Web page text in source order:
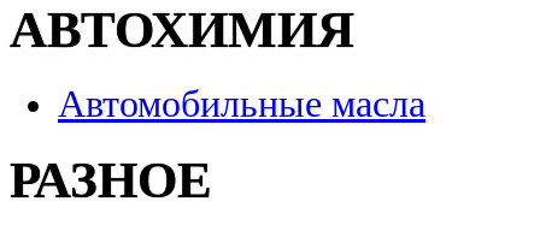
АВТОХИМИЯ
Автомобильные масла
РАЗНОЕ